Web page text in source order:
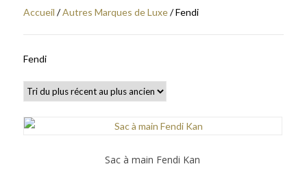
Accueil /Autres Marques de Luxe/ Fendi
Fendi
Sac à main Fendi Kan